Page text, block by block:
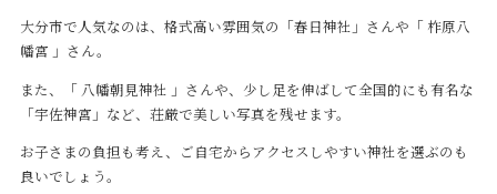
大分市で人気なのは、格式高い雰囲気の「春日神社」さんや「 柞原八
幡宮 」さん。
また、「 八幡朝見神社 」さんや、少し足を伸ばして全国的にも有名な
「宇佐神宮」など、荘厳で美しい写真を残せます。
お子さまの負担も考え、ご自宅からアクセスしやすい神社を選ぶのも
良いでしょう。